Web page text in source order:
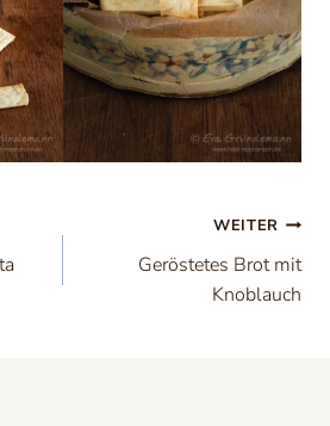
WEITER
Geröstetes Brot mit
Knoblauch